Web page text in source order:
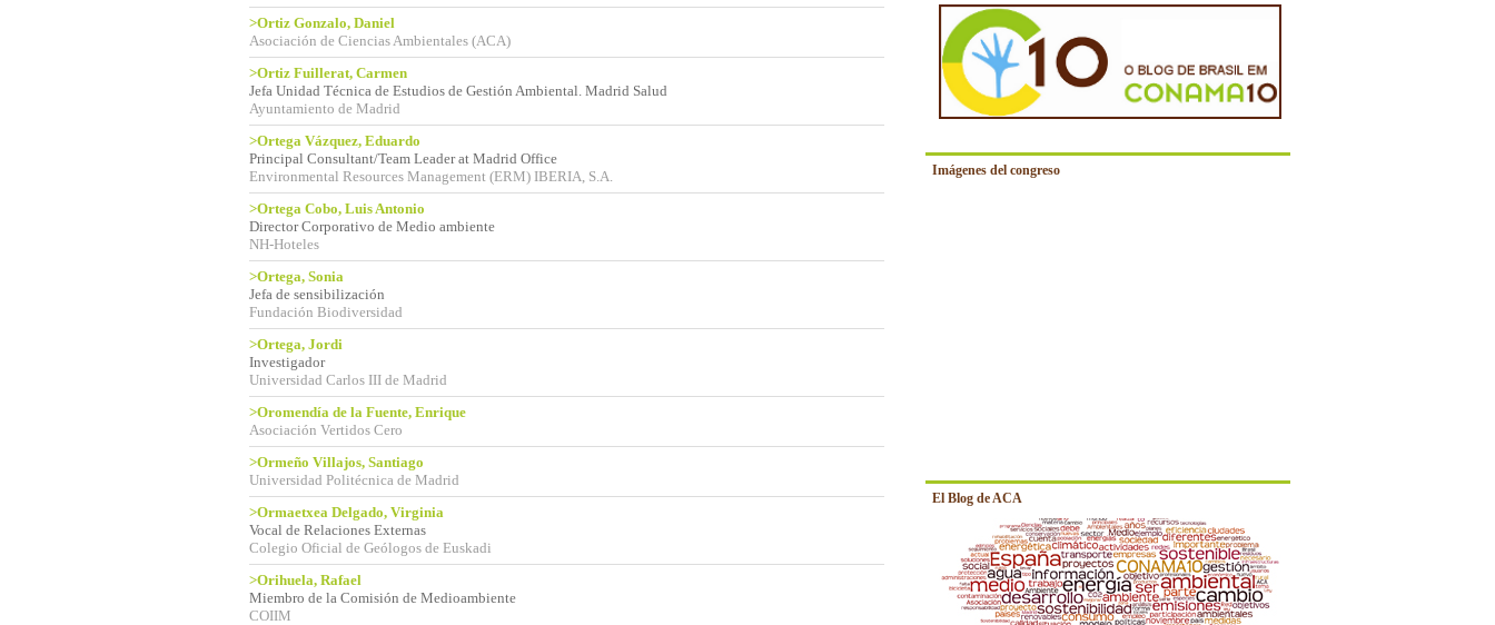
Imágenes del congreso
El Blog de ACA
>Ortiz Gonzalo, Daniel
Asociación de Ciencias Ambientales (ACA)
>Ortiz Fuillerat, Carmen
Jefa Unidad Técnica de Estudios de Gestión Ambiental. Madrid Salud
Ayuntamiento de Madrid
>Ortega Vázquez, Eduardo
Principal Consultant/Team Leader at Madrid Office
Environmental Resources Management (ERM) IBERIA, S.A.
>Ortega Cobo, Luis Antonio
Director Corporativo de Medio ambiente
NH-Hoteles
>Ortega, Sonia
Jefa de sensibilización
Fundación Biodiversidad
>Ortega, Jordi
Investigador
Universidad Carlos III de Madrid
>Oromendía de la Fuente, Enrique
Asociación Vertidos Cero
>Ormeño Villajos, Santiago
Universidad Politécnica de Madrid
>Ormaetxea Delgado, Virginia
Vocal de Relaciones Externas
Colegio Oficial de Geólogos de Euskadi
>Orihuela, Rafael
Miembro de la Comisión de Medioambiente
COIIM